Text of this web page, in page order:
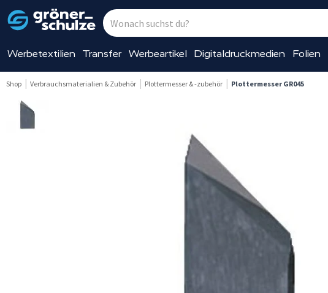
Werbetextilien Transfer Werbeartikel Digitaldruckmedien Folien
Shop Verbrauchsmaterialien & Zubehör Plottermesser & -zubehör Plottermesser GR045